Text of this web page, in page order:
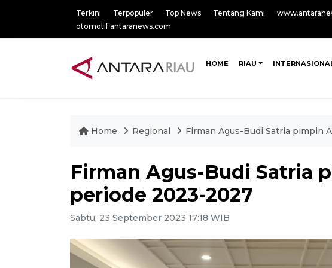
Terkini Terpopuler Top News Tentang Kami
otomotif.antaranews.com
HOME RIAU
Home Regional Firman Agus-Budi Satria pimpin
Firman Agus-Budi Satria
periode 2023-2027
Sabtu, 23 September 2023 17:18 WIB